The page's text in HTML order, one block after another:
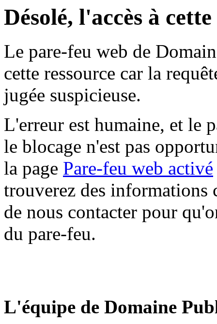
Désolé, l'accès à
Le pare-feu web de
cette ressource car la
jugée suspicieuse.
L'erreur est humaine, et le
le blocage n'est pas
la page Pare-feu web activé
trouverez des informations
de nous contacter pour
du pare-feu.
L'équipe de Domaine